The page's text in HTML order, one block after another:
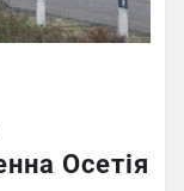
Осетія